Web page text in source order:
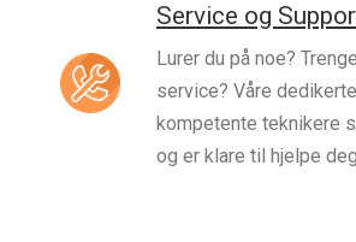
Service og
Lurer du på noe?
service? Våre
kompetente teknikere
og er klare til hjelpe